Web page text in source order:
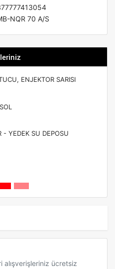
NQR 70 A/S
ENJEKTOR SARISI
YEDEK SU DEPOSU
alışverişleriniz ücretsiz